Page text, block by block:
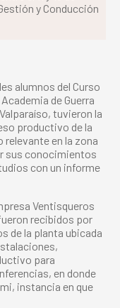
y Conducción
alumnos del Curso
de Guerra
tuvieron la
productivo de la
en la zona
sus conocimientos
con un informe
Ventisqueros
recibidos por
de la planta ubicada
para
en donde
instancia en que